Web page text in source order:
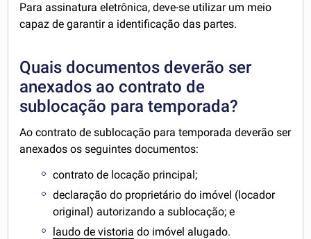
Para assinatura eletrônica, deve-se utilizar um meio
capaz de garantir a identificação das partes.
Quais documentos deverão ser
anexados ao contrato de
sublocação para temporada?
Ao contrato de sublocação para temporada deverão ser
anexados os seguintes documentos:
contrato de locação principal;
declaração do proprietário do imóvel (locador
original) autorizando a sublocação; e
laudo de vistoria do imóvel alugado.